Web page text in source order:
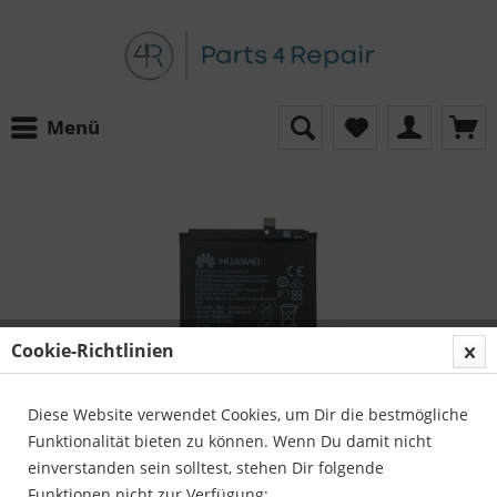
Menü
HUAWEI Li-Ion Battery für HUAWEI,
Cookie-Richtlinien
Diese Website verwendet Cookies, um Dir die bestmögliche
Funktionalität bieten zu können. Wenn Du damit nicht
einverstanden sein solltest, stehen Dir folgende